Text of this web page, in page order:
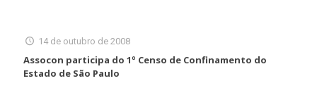
14 de outubro de 2008
Assocon participa do 1º Censo de Confinamento do
Estado de São Paulo